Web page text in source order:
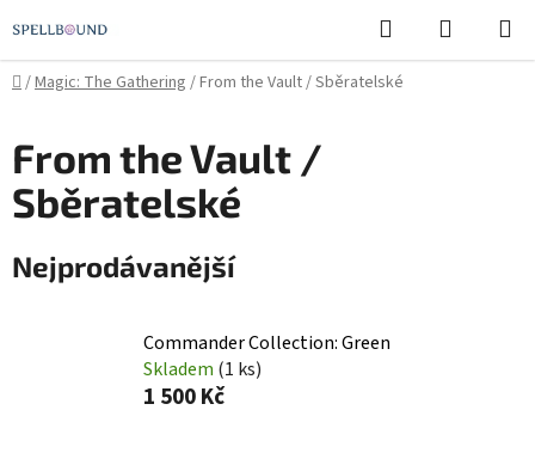
na
obsah
Hledat
KOŠÍK
Domů
/Magic: The Gathering /From the Vault / Sběratelské
From the Vault /
Sběratelské
Nejprodávanější
Commander Collection: Green
Skladem (1 ks)
1 500 Kč